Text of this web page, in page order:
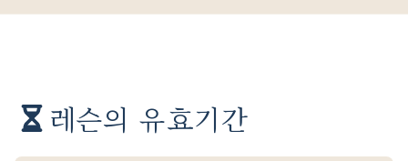
레슨의 유효기간